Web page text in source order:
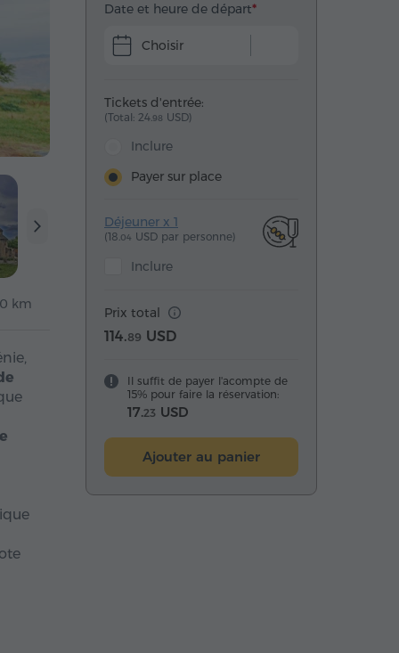
km
Date et heure de départ
Choisir
Tickets d'entrée:
(Total: 24.98 USD)
Inclure
Payer sur place
Déjeuner x 1
(18.04 USD par personne)
Inclure
Prix total
114.89 USD
Il suffit de payer l'acompte de
15% pour faire la réservation:
17.23 USD
Ajouter au panier